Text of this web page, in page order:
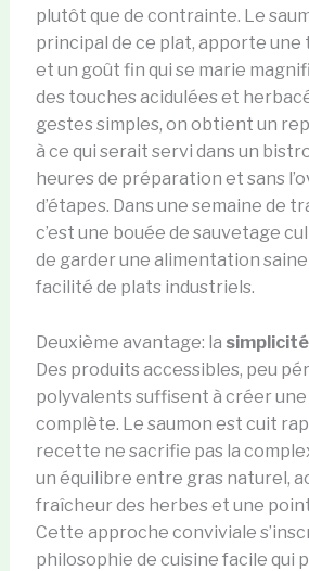
plutôt que de contrainte. Le
principal de ce plat, apporte
et un goût fin qui se marie
des touches acidulées et
gestes simples, on obtient un
à ce qui serait servi dans un
heures de préparation et sans
d’étapes. Dans une semaine de
c’est une bouée de sauvetage
de garder une alimentation saine
facilité de plats industriels.
Deuxième avantage: la simplicité
Des produits accessibles, peu
polyvalents suffisent à créer
complète. Le saumon est cuit
recette ne sacrifie pas la
un équilibre entre gras naturel,
fraîcheur des herbes et une
Cette approche conviviale
philosophie de cuisine facile qui